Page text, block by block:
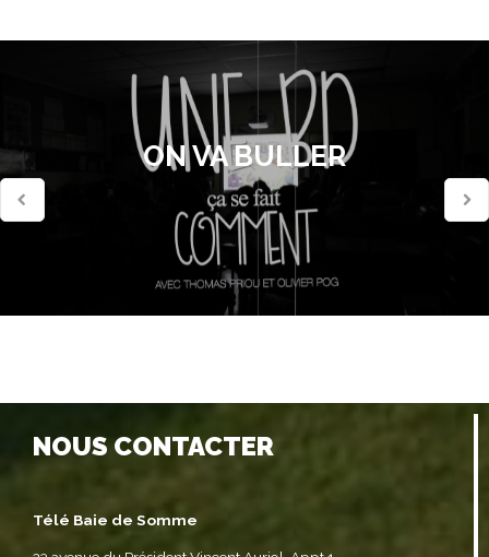
ON VA BULLER
NOUS CONTACTER
Télé Baie de Somme